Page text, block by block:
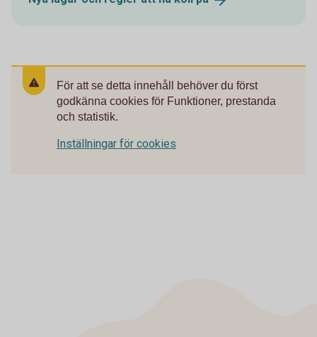
För att se detta innehåll behöver du först
godkänna cookies för Funktioner, prestanda
och statistik.
Inställningar för cookies